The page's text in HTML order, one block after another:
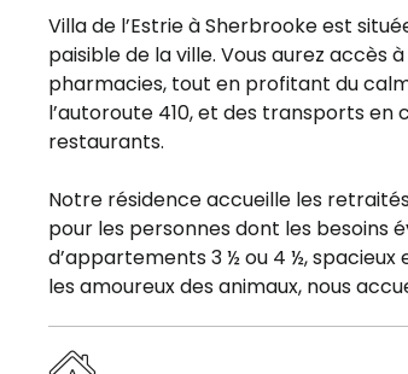
Villa de l’Estrie à Sherbrooke est
paisible de la ville. Vous aurez
pharmacies, tout en profitant du
l’autoroute 410, et des transports
restaurants.
Notre résidence accueille les
pour les personnes dont les besoins
d’appartements 3 ½ ou 4 ½,
les amoureux des animaux, nous